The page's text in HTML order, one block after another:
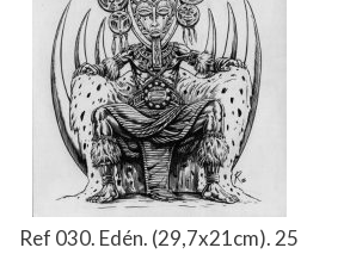
Ref 030. Edén. (29,7x21cm). 25